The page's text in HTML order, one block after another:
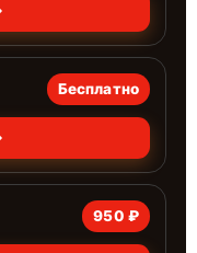
Бесплатно
950 ₽